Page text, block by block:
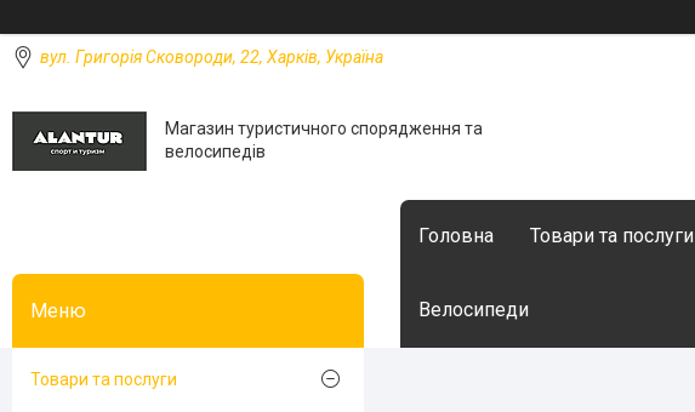
вул. Григорія Сковороди, 22, Харків, Україна
Магазин туристичного спорядження та
велосипедів
Головна Товари та послуги
Велосипеди
Товари та послуги